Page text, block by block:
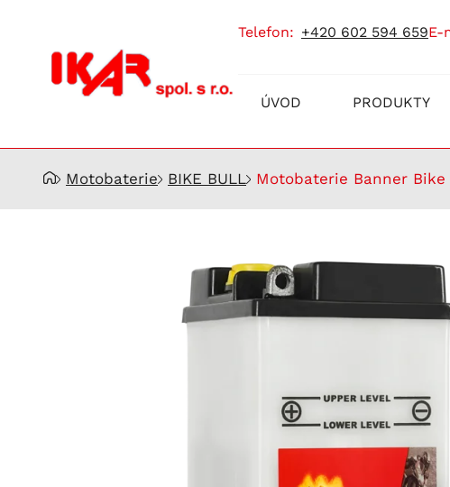
Prodej
akumulátorů
telefon: +420 602 594 659
ÚVOD PRODUKTY
Motobaterie BIKE BULL Motobaterie Banner Bike